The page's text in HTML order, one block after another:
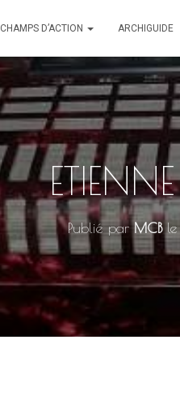
CHAMPS D’ACTION ARCHIGUIDE
Publié parMCB